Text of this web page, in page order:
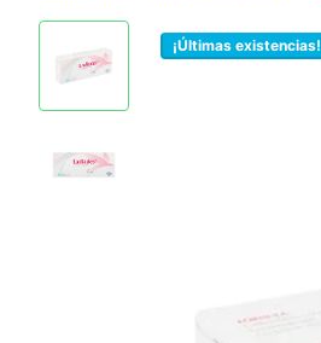
¡Últimas existencias!